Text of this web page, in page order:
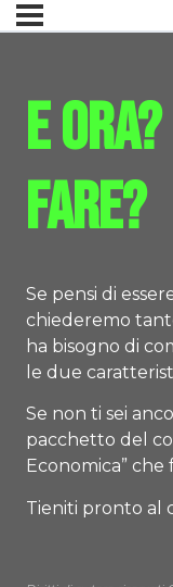
E
fare?
Se pensi di
chiederemo
ha bisogno di
le due
Se non ti sei
pacchetto del
Economica” che
Tieniti pronto al